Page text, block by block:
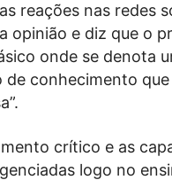
reações nas redes
opinião e diz que o
onde se denota
de conhecimento
crítico e as
logo no